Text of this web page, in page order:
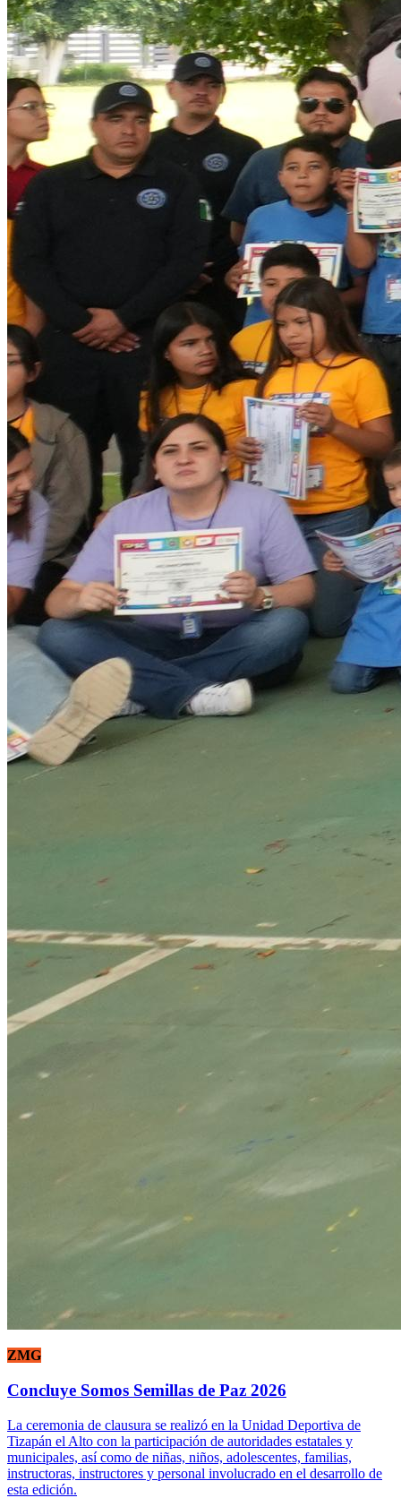
ZMG
Concluye Somos Semillas de Paz 2026
La ceremonia de clausura se realizó en la Unidad Deportiva de
Tizapán el Alto con la participación de autoridades estatales y
municipales, así como de niñas, niños, adolescentes, familias,
instructoras, instructores y personal involucrado en el desarrollo de
esta edición.